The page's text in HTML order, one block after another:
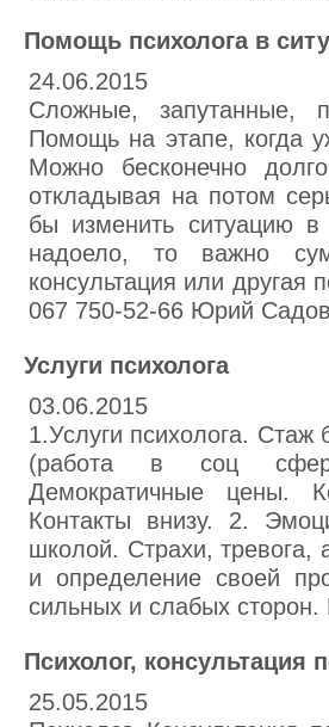
Помощь психолога в
24.06.2015
Сложные, запутанные,
Помощь на этапе, когда
Можно бесконечно
откладывая на потом
бы изменить ситуацию в
надоело, то важно
консультация или другая
067 750-52-66 Юрий
Услуги психолога
03.06.2015
1.Услуги психолога.
(работа в соц
Демократичные цены.
Контакты внизу. 2.
школой. Страхи, тревога,
и определение своей
сильных и слабых
Психолог, консультация
25.05.2015